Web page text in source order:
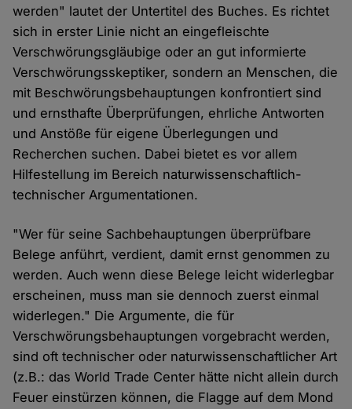
werden" lautet der Untertitel des Buches. Es richtet
sich in erster Linie nicht an eingefleischte
Verschwörungsgläubige oder an gut informierte
Verschwörungsskeptiker, sondern an Menschen, die
mit Beschwörungsbehauptungen konfrontiert sind
und ernsthafte Überprüfungen, ehrliche Antworten
und Anstöße für eigene Überlegungen und
Recherchen suchen. Dabei bietet es vor allem
Hilfestellung im Bereich naturwissenschaftlich-
technischer Argumentationen.
"Wer für seine Sachbehauptungen überprüfbare
Belege anführt, verdient, damit ernst genommen zu
werden. Auch wenn diese Belege leicht widerlegbar
erscheinen, muss man sie dennoch zuerst einmal
widerlegen." Die Argumente, die für
Verschwörungsbehauptungen vorgebracht werden,
sind oft technischer oder naturwissenschaftlicher Art
(z.B.: das World Trade Center hätte nicht allein durch
Feuer einstürzen können, die Flagge auf dem Mond